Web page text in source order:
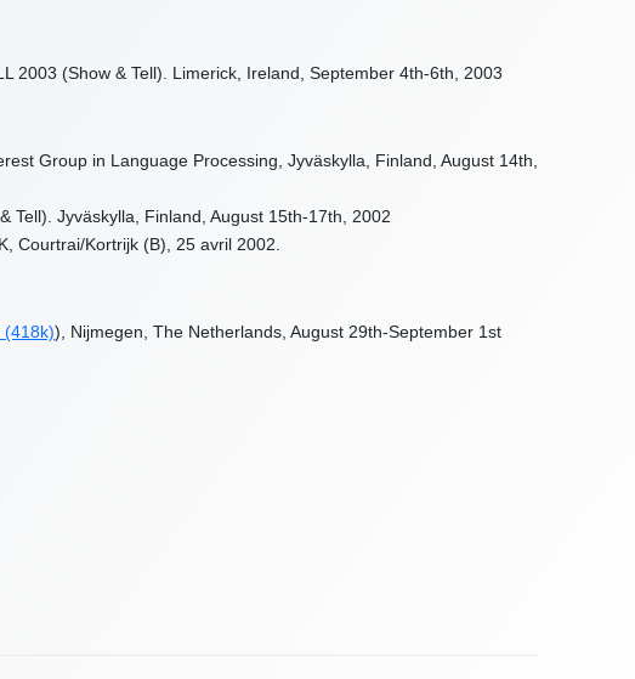
2003 (Show & Tell). Limerick, Ireland, September 4th-6th, 2003
Group in Language Processing, Jyväskylla, Finland, August 14th,
Tell). Jyväskylla, Finland, August 15th-17th, 2002
Courtrai/Kortrijk (B), 25 avril 2002.
(418k)), Nijmegen, The Netherlands, August 29th-September 1st